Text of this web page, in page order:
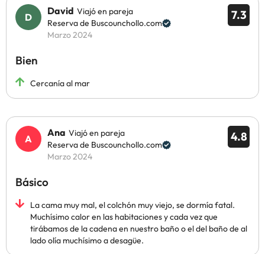
7.3
David Viajó en pareja
Reserva de Buscounchollo.com
Marzo 2024
Bien
Cercanía al mar
4.8
Ana Viajó en pareja
Reserva de Buscounchollo.com
Marzo 2024
Básico
La cama muy mal, el colchón muy viejo, se dormía fatal.
Muchísimo calor en las habitaciones y cada vez que
tirábamos de la cadena en nuestro baño o el del baño de al
lado olía muchísimo a desagüe.